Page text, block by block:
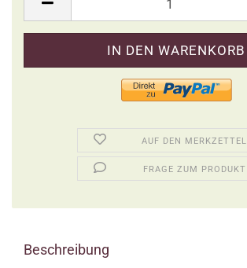
AUF DEN MERKZETTEL
FRAGE ZUM PRODUKT
Beschreibung